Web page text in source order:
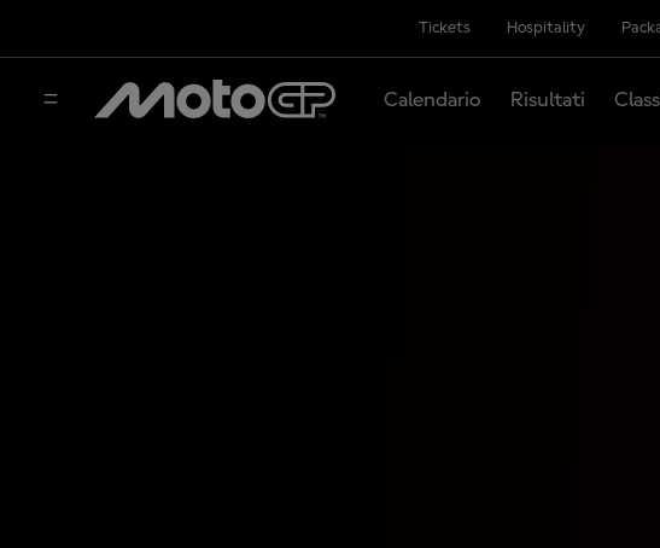
Tickets Hospitality
Calendario Risultati